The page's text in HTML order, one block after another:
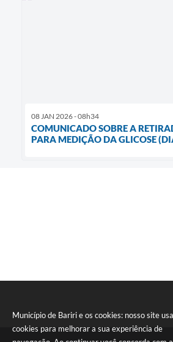
Município de Bariri e os cookies: nosso site usa
cookies para melhorar a sua experiência de
08 JAN 2026 - 08h34
COMUNICADO SOBRE A
PARA MEDIÇÃO DA GLICOSE